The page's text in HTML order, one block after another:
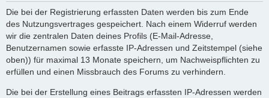
Die bei der Registrierung erfassten Daten werden bis zum Ende
des Nutzungsvertrages gespeichert. Nach einem Widerruf werden
wir die zentralen Daten deines Profils (E-Mail-Adresse,
Benutzernamen sowie erfasste IP-Adressen und Zeitstempel (siehe
oben)) für maximal 13 Monate speichern, um Nachweispflichten zu
erfüllen und einen Missbrauch des Forums zu verhindern.
Die bei der Erstellung eines Beitrags erfassten IP-Adressen werden